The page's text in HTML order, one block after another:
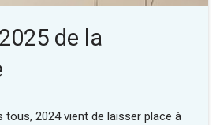
de la
tous, 2024 vient de laisser place à